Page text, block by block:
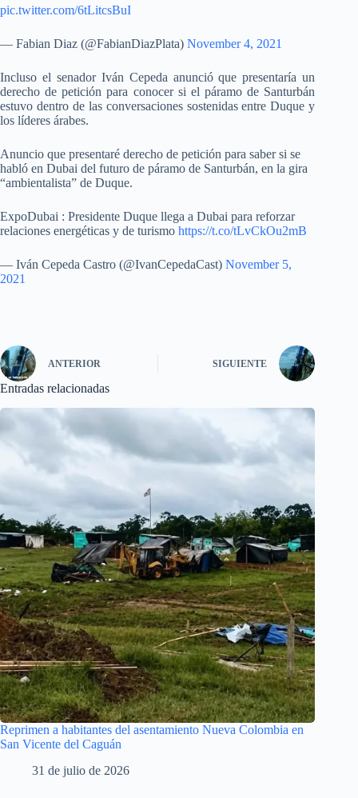
pic.twitter.com/6tLitcsBuI
— Fabian Diaz (@FabianDiazPlata) November 4, 2021
Incluso el senador Iván Cepeda anunció que presentaría un
derecho de petición para conocer si el páramo de Santurbán
estuvo dentro de las conversaciones sostenidas entre Duque y
los líderes árabes.
Anuncio que presentaré derecho de petición para saber si se
habló en Dubai del futuro de páramo de Santurbán, en la gira
“ambientalista” de Duque.
ExpoDubai : Presidente Duque llega a Dubai para reforzar
relaciones energéticas y de turismo https://t.co/tLvCkOu2mB
— Iván Cepeda Castro (@IvanCepedaCast) November 5,
2021
ANTERIOR SIGUIENTE
Entradas relacionadas
Reprimen a habitantes del asentamiento Nueva Colombia en
San Vicente del Caguán
31 de julio de 2026